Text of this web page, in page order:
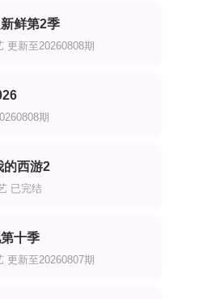
鲜第2季
更新至20260808期
期
的西游2
已完结
十季
更新至20260807期